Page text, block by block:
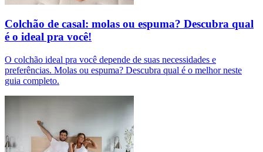
Colchão de casal: molas ou espuma? Descubra qual
é o ideal pra você!
O colchão ideal pra você depende de suas necessidades e
preferências. Molas ou espuma? Descubra qual é o melhor neste
guia completo.